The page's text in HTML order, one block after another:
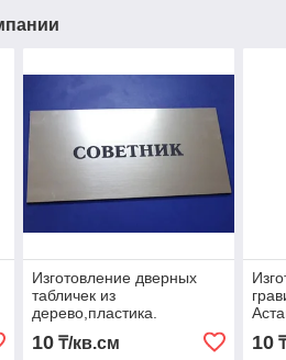
Изготовление дверных
табличек из
дерево,пластика.
10₸/кв.см 10